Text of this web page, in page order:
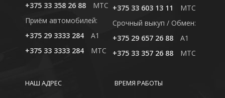
+375 33 358 26 88
MTC
Приём автомобилей:
+375 29 3333 284
A1
+375 33 3333 284
MTC
+375 33 603 13 11
MTC
Cрочный выкуп / Обмен:
+375 29 657 26 88
A1
+375 33 357 26 88
MTC
ВРЕМЯ РАБОТЫ
НАШ АДРЕС